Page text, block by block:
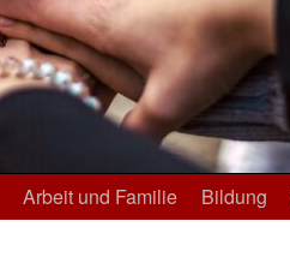
Arbeit und Familie Bildung